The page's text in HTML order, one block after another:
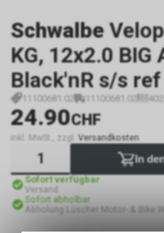
Schwalbe
KG, 12x2.0 BIG
Black'nR s/s ref
11100681.02 11100681.02
24.90CHF
inkl. MwSt., zzgl. Versandkosten
In
Sofort verfügbar
Versand
Sofort abholbar
Abholung Lüscher Motor- & Bike